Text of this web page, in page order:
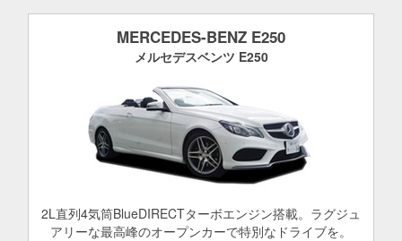
MERCEDES-BENZ E250
メルセデスベンツ E250
2L直列4気筒BlueDIRECTターボエンジン搭載。ラグジュ
アリーな最高峰のオープンカーで特別なドライブを。